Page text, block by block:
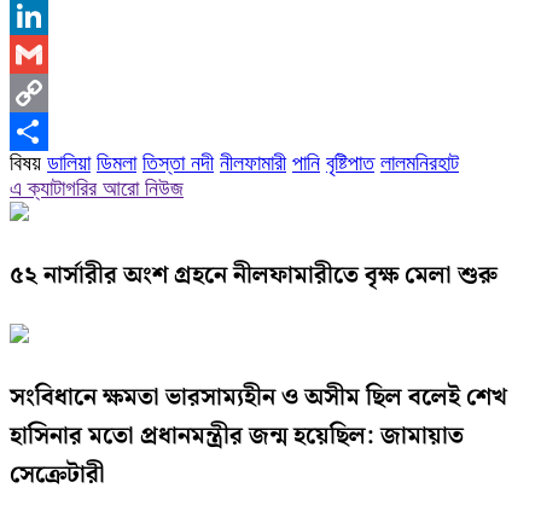
X
LinkedIn
Gmail
Copy
Link
Share
বিষয় ডালিয়া ডিমলা তিস্তা নদী নীলফামারী পানি বৃষ্টিপাত লালমনিরহাট
এ ক্যাটাগরির আরো নিউজ
৫২ নার্সারীর অংশ গ্রহনে নীলফামারীতে বৃক্ষ মেলা শুরু
সংবিধানে ক্ষমতা ভারসাম্যহীন ও অসীম ছিল বলেই শেখ
হাসিনার মতো প্রধানমন্ত্রীর জন্ম হয়েছিল: জামায়াত
সেক্রেটারী